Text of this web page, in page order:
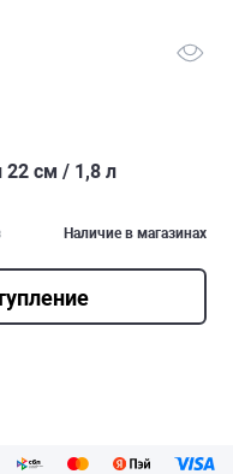
см / 1,8 л
Наличие в магазинах